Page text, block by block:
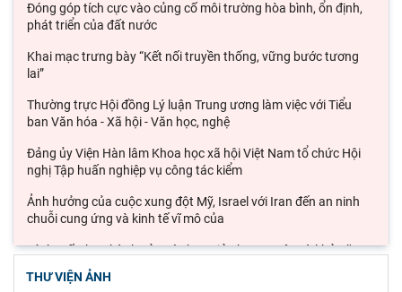
Đóng góp tích cực vào củng cố môi trường hòa bình, ổn định,
phát triển của đất nước
Khai mạc trưng bày “Kết nối truyền thống, vững bước tương
lai”
Thường trực Hội đồng Lý luận Trung ương làm việc với Tiểu
ban Văn hóa - Xã hội - Văn học, nghệ
Đảng ủy Viện Hàn lâm Khoa học xã hội Việt Nam tổ chức Hội
nghị Tập huấn nghiệp vụ công tác kiểm
Ảnh hưởng của cuộc xung đột Mỹ, Israel với Iran đến an ninh
chuỗi cung ứng và kinh tế vĩ mô của
Lý thuyết thực hành của các học giả phương Tây và khả năng
ứng dụng vào phát triển du lịch cộng
THƯ VIỆN ẢNH